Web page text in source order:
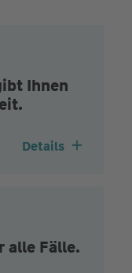
Ihnen
Details
alle Fälle.